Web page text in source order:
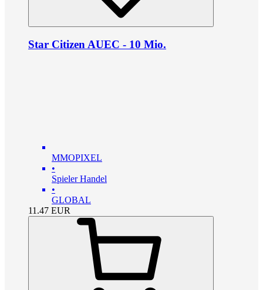
Star Citizen AUEC - 10 Mio.
MMOPIXEL
•
Spieler Handel
•
GLOBAL
11.47 EUR